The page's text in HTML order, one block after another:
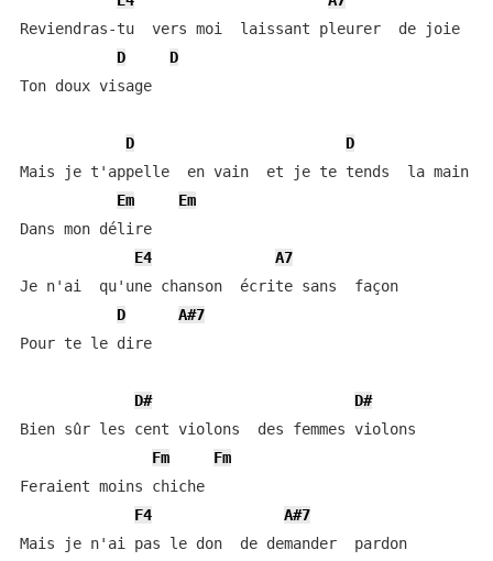
Reviendras-tu  vers moi  laissant pleurer  de joie
D
D
Ton doux visage
D
D
Mais je t'appelle  en vain  et je te tends  la main
Em
Em
Dans mon délire
E4
A7
Je n'ai  qu'une chanson  écrite sans  façon
D
A#7
Pour te le dire
D#
D#
Bien sûr les cent violons  des femmes violons
Fm
Fm
Feraient moins chiche
F4
A#7
Mais je n'ai pas le don  de demander  pardon